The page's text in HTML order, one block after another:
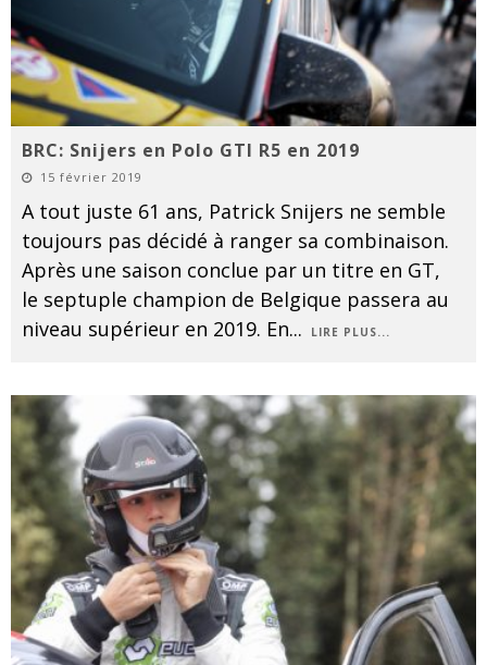
BRC: Snijers en Polo GTI R5 en 2019
15 février 2019
A tout juste 61 ans, Patrick Snijers ne semble
toujours pas décidé à ranger sa combinaison.
Après une saison conclue par un titre en GT,
le septuple champion de Belgique passera au
niveau supérieur en 2019. En... LIRE PLUS...